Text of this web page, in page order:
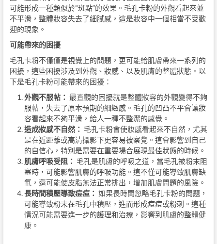
可能形成一種類似於“斑點”的效果。毛孔卡粉的外觀看起來並
不平滑，整體妝容失去了細膩感，這是妝容中一個相當不受歡
迎的現象。
可能帶來的困擾
毛孔卡粉不僅僅是視覺上的問題，更可能給肌膚帶來一系列的
困擾，這些困擾涉及到外觀、妝感、以及肌膚的整體狀態。以
下是毛孔卡粉可能帶來的困擾：
外觀不服帖： 最直觀的困擾就是整體妝容的外觀變得不夠
服帖，失去了原本預期的細緻感。毛孔的凹凸不平會讓妝
容看起來不夠平滑，給人一種不整潔的感覺。
造成妝感不自然： 毛孔卡粉會使妝感看起來不自然，尤其
是在近距離或高清攝影下更容易被察覺。這會影響到自己
的自信心，特別是需要在重要場合展現最佳狀態的時候。
肌膚呼吸受阻： 毛孔是肌膚的呼吸之道，當毛孔被粉末阻
塞時，可能影響肌膚的呼吸功能。這不僅可能導致肌膚缺
氧，還可能使皮脂無法正常排出，增加肌膚問題的風險。
長時間積壓導致痘痘： 如果長時間忽略毛孔卡粉的問題，
可能導致粉末在毛孔中積壓，進而形成痘痘或粉刺。這種
情況可能需要進一步的護理和治療，影響到肌膚的整體健
康。